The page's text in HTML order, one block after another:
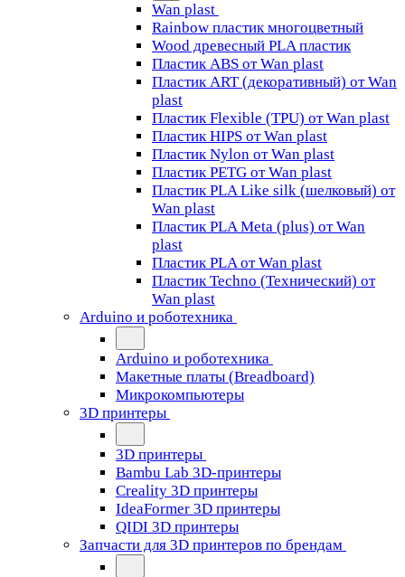
Wan plast
Rainbow пластик многоцветный
Wood древесный PLA пластик
Пластик ABS от Wan plast
Пластик ART (декоративный) от Wan
plast
Пластик Flexible (TPU) от Wan plast
Пластик HIPS от Wan plast
Пластик Nylon от Wan plast
Пластик PETG от Wan plast
Пластик PLA Like silk (шелковый) от
Wan plast
Пластик PLA Meta (plus) от Wan
plast
Пластик PLA от Wan plast
Пластик Techno (Технический) от
Wan plast
Arduino и роботехника
Arduino и роботехника
Макетные платы (Breadboard)
Микрокомпьютеры
3D принтеры
3D принтеры
Bambu Lab 3D-принтеры
Creality 3D принтеры
IdeaFormer 3D принтеры
QIDI 3D принтеры
Запчасти для 3D принтеров по брендам